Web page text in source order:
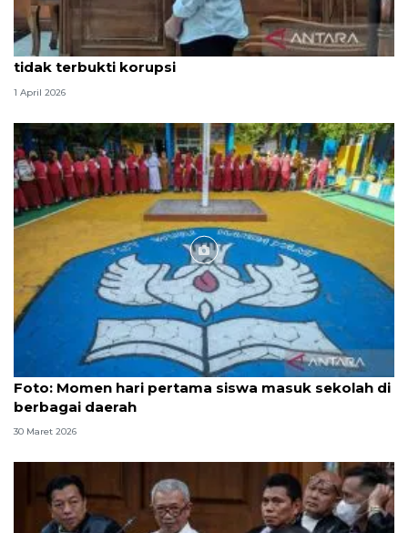
Hakim PN Medan vonis bebas Amsal Sitepu karena
tidak terbukti korupsi
1 April 2026
Foto: Momen hari pertama siswa masuk sekolah di
berbagai daerah
30 Maret 2026